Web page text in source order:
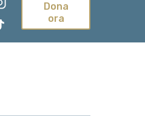
Dona
ora